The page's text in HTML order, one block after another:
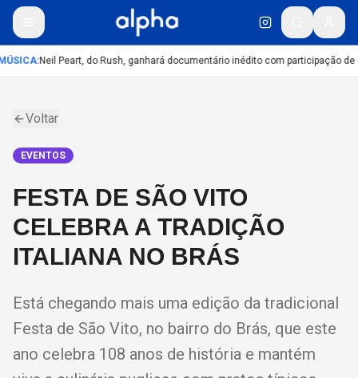
:Neil Peart, do Rush, ganhará documentário inédito com participação de
Voltar
EVENTOS
FESTA DE SÃO VITO
CELEBRA A TRADIÇÃO
ITALIANA NO BRÁS
Está chegando mais uma edição da tradicional
Festa de São Vito, no bairro do Brás, que este
ano celebra 108 anos de história e mantém